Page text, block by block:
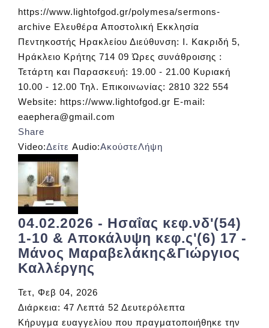
https://www.lightofgod.gr/polymesa/sermons-
archive Ελευθέρα Αποστολική Εκκλησία
Πεντηκοστής Ηρακλείου Διεύθυνση: Ι. Κακριδή 5,
Ηράκλειο Κρήτης 714 09 Ώρες συνάθροισης :
Τετάρτη και Παρασκευή: 19.00 - 21.00 Κυριακή
10.00 - 12.00 Τηλ. Επικοινωνίας: 2810 322 554
Website: https://www.lightofgod.gr E-mail:
eaephera@gmail.com
Share
Video:Δείτε Audio:ΑκούστεΛήψη
04.02.2026 - Ησαΐας κεφ.νδ'(54)
1-10 & Αποκάλυψη κεφ.ς'(6) 17 -
Μάνος Μαραβελάκης&Γιώργιος
Καλλέργης
Τετ, Φεβ 04, 2026
Διάρκεια: 47 Λεπτά 52 Δευτερόλεπτα
Κήρυγμα ευαγγελίου που πραγματοποιήθηκε την